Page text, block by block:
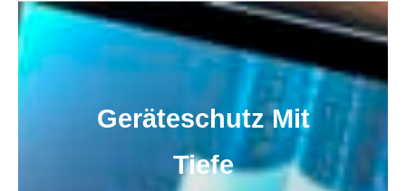
Geräteschutz Mit
Tiefe